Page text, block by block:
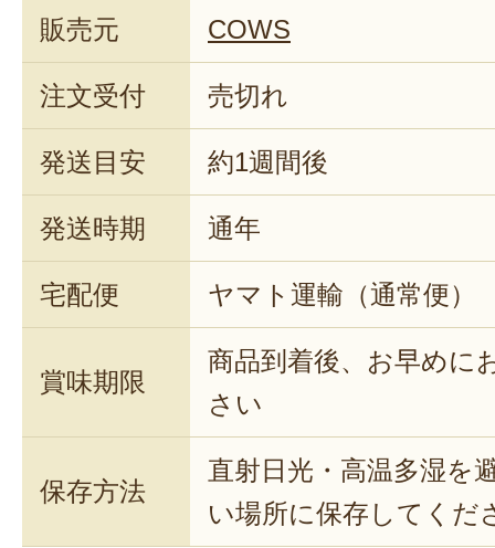
販売元 COWS
注文受付 売切れ
発送目安 約1週間後
発送時期 通年
宅配便 ヤマト運輸（通常便）
賞味期限
商品到着後、お早めに
さい
保存方法
直射日光・高温多湿を
い場所に保存してくだ